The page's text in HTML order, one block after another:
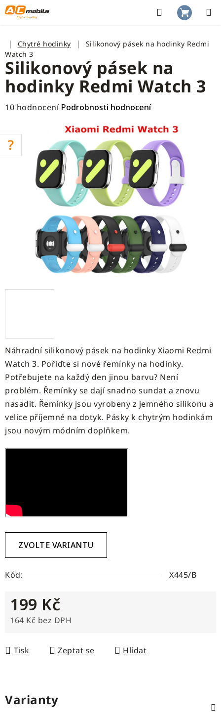
Přejít
na
obsah
Hledat
KOŠÍK
DomůChytré hodinky
Silikonový pásek na hodinky Redmi
Watch 3
Náhradní silikonový pásek na hodinky Xiaomi Redmi
Watch 3. Pořiďte si nové řemínky na hodinky.
Potřebujete na každý den jinou barvu? Není
problém. Řemínky se dají snadno sundat a znovu
nasadit. Řemínky jsou vyrobeny z jemného silikonu a
velice příjemné na dotyk. Pásky k chytrým hodinkám
jsou novým módním doplňkem.
ZVOLTE VARIANTU
Kód: X445/B
199 Kč
164 Kč bez DPH
Tisk
Zeptat se Hlídat
Silikonový pásek na
hodinky Redmi Watch 3
Průměrné
produktu
je
3,5
10 hodnocení Podrobnosti hodnocení
Varianty